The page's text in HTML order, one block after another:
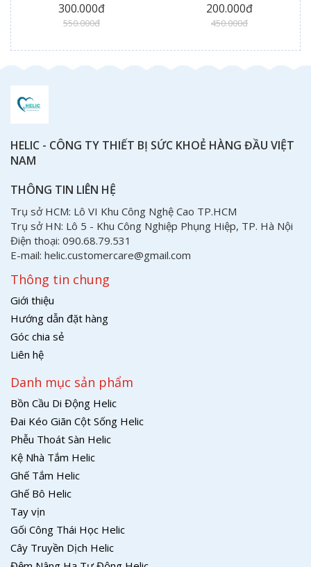
300.000đ
550.000đ
200.000đ
450.000đ
HELIC - CÔNG TY THIẾT BỊ SỨC KHOẺ HÀNG ĐẦU VIỆT
NAM
THÔNG TIN LIÊN HỆ
Trụ sở HCM: Lô VI Khu Công Nghệ Cao TP.HCM
Trụ sở HN: Lô 5 - Khu Công Nghiệp Phụng Hiệp, TP. Hà Nội
Điện thoại: 090.68.79.531
E-mail: helic.customercare@gmail.com
Thông tin chung
Giới thiệu
Hướng dẫn đặt hàng
Góc chia sẻ
Liên hệ
Danh mục sản phẩm
Bồn Cầu Di Động Helic
Đai Kéo Giãn Cột Sống Helic
Phễu Thoát Sàn Helic
Kệ Nhà Tắm Helic
Ghế Tắm Helic
Ghế Bô Helic
Tay vịn
Gối Công Thái Học Helic
Cây Truyền Dịch Helic